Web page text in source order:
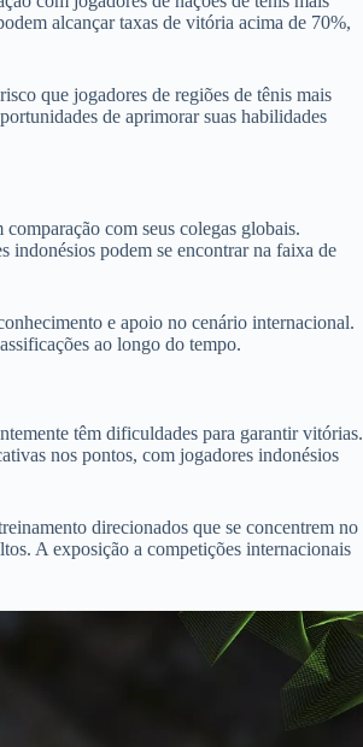
alcançar taxas de vitória acima de 70%,
que jogadores de regiões de tênis mais
de aprimorar suas habilidades
com seus colegas globais.
indonésios podem se encontrar na faixa de
e apoio no cenário internacional.
ao longo do tempo.
têm dificuldades para garantir vitórias.
nos pontos, com jogadores indonésios
direcionados que se concentrem no
A exposição a competições internacionais